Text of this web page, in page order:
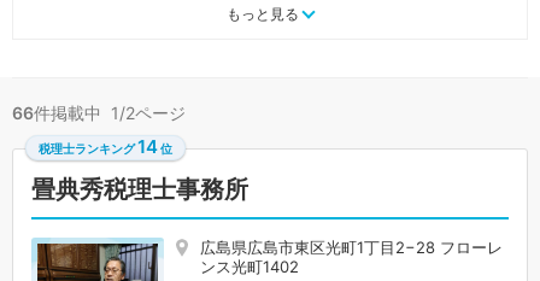
熊野町 (0)
もっと見る
66件掲載中 1/2ページ
税理士ランキング14位
畳典秀税理士事務所
広島県広島市東区光町1丁目2−28 フローレ
ンス光町1402